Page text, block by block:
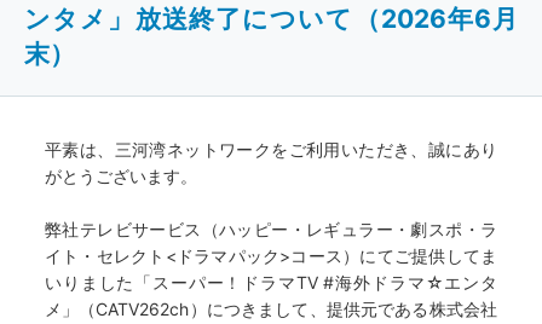
ンタメ」放送終了について（2026年6月
末）
平素は、三河湾ネットワークをご利用いただき、誠にあり
がとうございます。
弊社テレビサービス（ハッピー・レギュラー・劇スポ・ラ
イト・セレクト<ドラマパック>コース）にてご提供してま
いりました「スーパー！ドラマTV #海外ドラマ☆エンタ
メ」（CATV262ch）につきまして、提供元である株式会社